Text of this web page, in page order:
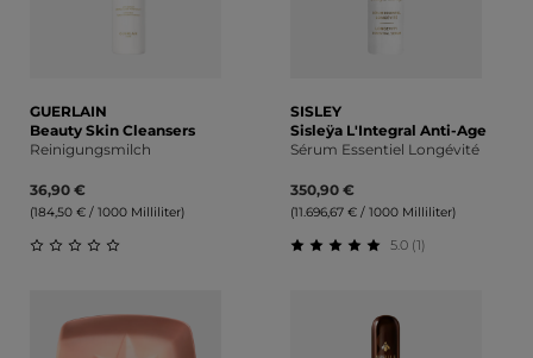
GUERLAIN
Beauty Skin Cleansers
Reinigungsmilch
36,90 €
(184,50 € / 1000 Milliliter)
SISLEY
Sisleÿa L'Integral Anti-Age
Sérum Essentiel Longévité
350,90 €
(11.696,67 € / 1000 Milliliter)
5.0 (1)